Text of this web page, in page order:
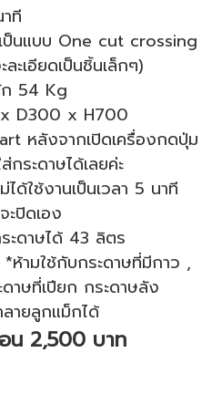
ที
ป็นแบบ One cut crossing
ะเอียดเป็นชิ้นเล็กๆ)
54 Kg
D300 x H700
หลังจากเปิดเครื่องกดปุ่ม
กระดาษได้เลยค่ะ
ได้ใช้งานเป็นเวลา 5 นาที
ะปิดเอง
ะดาษได้ 43 ลิตร
ห้ามใช้กับกระดาษที่มีกาว ,
าษที่เปียก กระดาษลัง
ายลูกแม็กได้
น 2,500 บาท